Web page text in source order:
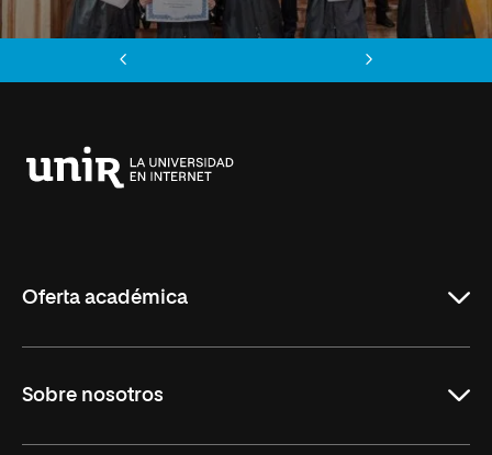
Oferta académica
Másteres Oficiales
Sobre nosotros